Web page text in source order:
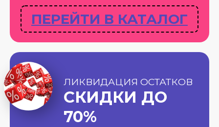
ПЕРЕЙТИ В КАТАЛОГ
ЛИКВИДАЦИЯ ОСТАТКОВ
СКИДКИ ДО
70%